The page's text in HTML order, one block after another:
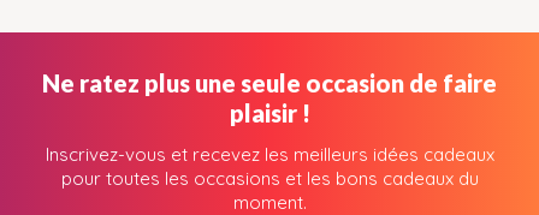
Ne ratez plus une seule occasion de faire
plaisir !
Inscrivez-vous et recevez les meilleurs idées cadeaux
pour toutes les occasions et les bons cadeaux du
moment.